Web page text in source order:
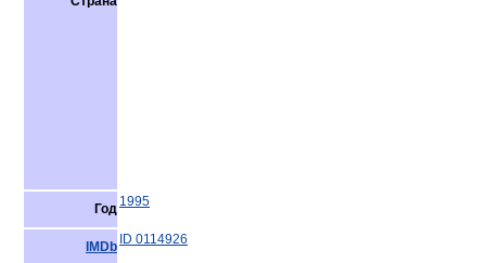
Год 1995
IMDb ID 0114926